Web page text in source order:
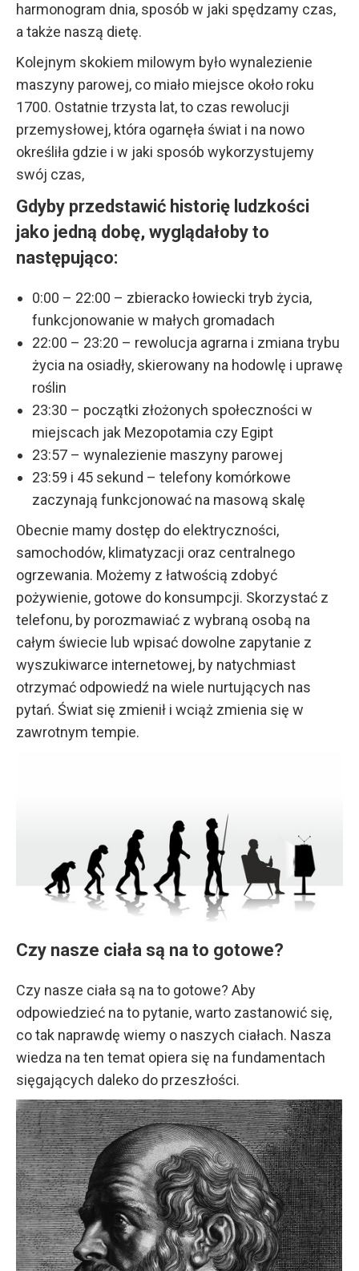
harmonogram dnia, sposób w jaki spędzamy czas,
a także naszą dietę.
Kolejnym skokiem milowym było wynalezienie
maszyny parowej, co miało miejsce około roku
1700. Ostatnie trzysta lat, to czas rewolucji
przemysłowej, która ogarnęła świat i na nowo
określiła gdzie i w jaki sposób wykorzystujemy
swój czas,
Gdyby przedstawić historię ludzkości
jako jedną dobę, wyglądałoby to
następująco:
0:00 – 22:00 – zbieracko łowiecki tryb życia,
funkcjonowanie w małych gromadach
22:00 – 23:20 – rewolucja agrarna i zmiana trybu
życia na osiadły, skierowany na hodowlę i uprawę
roślin
23:30 – początki złożonych społeczności w
miejscach jak Mezopotamia czy Egipt
23:57 – wynalezienie maszyny parowej
23:59 i 45 sekund – telefony komórkowe
zaczynają funkcjonować na masową skalę
Obecnie mamy dostęp do elektryczności,
samochodów, klimatyzacji oraz centralnego
ogrzewania. Możemy z łatwością zdobyć
pożywienie, gotowe do konsumpcji. Skorzystać z
telefonu, by porozmawiać z wybraną osobą na
całym świecie lub wpisać dowolne zapytanie z
wyszukiwarce internetowej, by natychmiast
otrzymać odpowiedź na wiele nurtujących nas
pytań. Świat się zmienił i wciąż zmienia się w
zawrotnym tempie.
Czy nasze ciała są na to gotowe?
Czy nasze ciała są na to gotowe? Aby
odpowiedzieć na to pytanie, warto zastanowić się,
co tak naprawdę wiemy o naszych ciałach. Nasza
wiedza na ten temat opiera się na fundamentach
sięgających daleko do przeszłości.